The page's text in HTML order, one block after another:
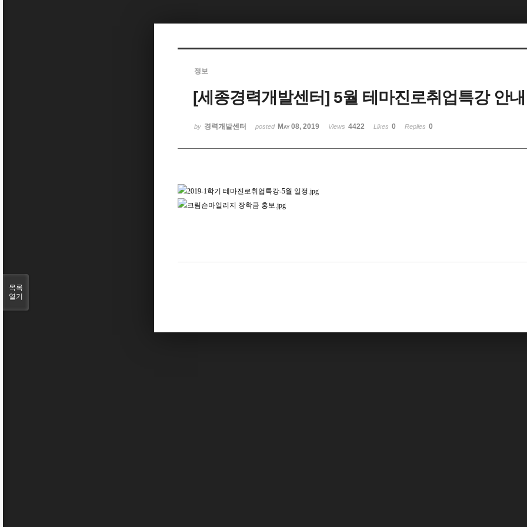
정보
[세종경력개발센터] 5월 테마진로취업특강 안내
by 경력개발센터 posted May 08, 2019 Views 4422 Likes 0 Replies 0
목록
열기
Sketchbook5, 스케치북5
Sketchbook5, 스케치북5